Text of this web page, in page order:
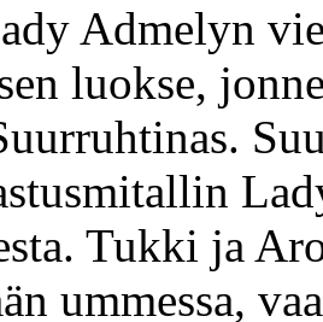
Admelyn
luokse,
Tukki ja
ummessa,